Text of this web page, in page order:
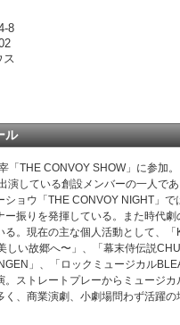
8
ル
「THE CONVOY SHOW」に参加。
演している創設メンバーの一人で
ョウ「THE CONVOY NIGHT」で
振りを発揮している。また時代劇
る。現在の主な個人活動として、
しい故郷へ〜」、「幕末侍伝説
」、「ロックミュージカル
。ストレートプレーからミュージカ
く、商業演劇、小劇場問わず活躍の